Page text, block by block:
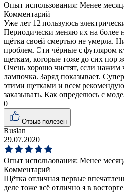
Опыт использования: Менее
Комментарий
Уже лет 12 пользуюсь
Периодически меняю их на более
щётка своей смертью не умерла.
проблем. Эти чёрные с футляром
щеткам, которые тоже до сих пор
Очень хорошо чистят, если нажим
лампочка. Заряд показывает.
этими щетками и всем
заказывать. Как определюсь с
0
Отзыв полезен
Ruslan
29.07.2020
Опыт использования: Менее
Комментарий
Щётка отличная первые
деле тоже всё отлично я в